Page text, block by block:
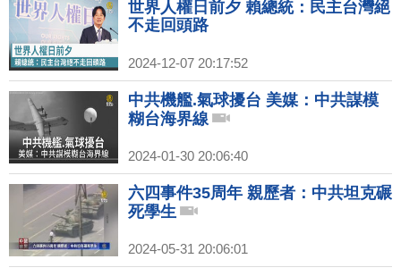
世界人權日前夕 賴總統：民主台灣絕
不走回頭路
2024-12-07 20:17:52
中共機艦.氣球擾台 美媒：中共謀模
糊台海界線
2024-01-30 20:06:40
六四事件35周年 親歷者：中共坦克碾
死學生
2024-05-31 20:06:01